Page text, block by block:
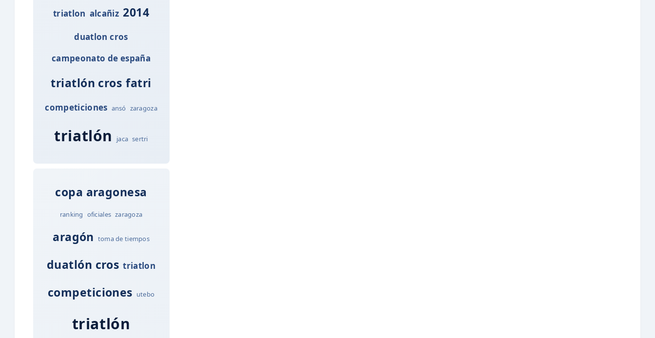
triatlon alcañiz 2014
duatlon cros
campeonato de españa
triatlón cros fatri
competiciones ansó zaragoza
triatlón jaca sertri
copa aragonesa
ranking oficiales zaragoza
aragón toma de tiempos
duatlón cros triatlon
competiciones utebo
triatlón